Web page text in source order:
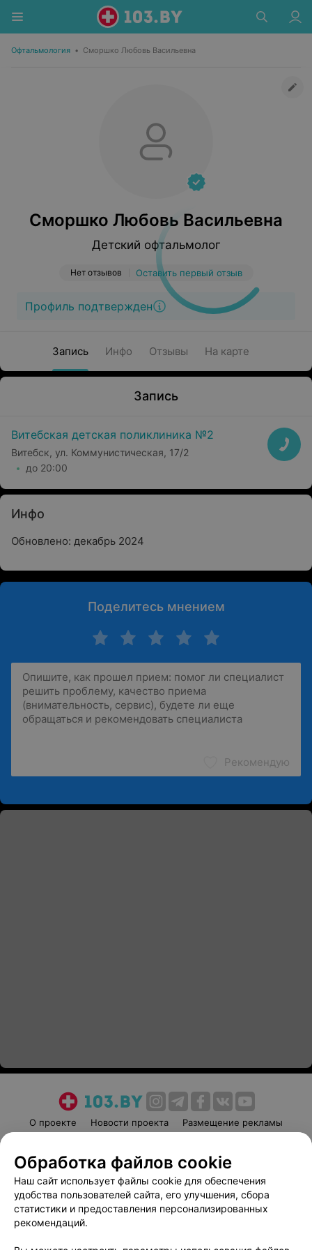
Офтальмология • Сморшко Любовь Васильевна
Сморшко Любовь Васильевна
Детский офтальмолог
Нет отзывов Оставить первый отзыв
Профиль подтвержден
Запись Инфо Отзывы На карте
Запись
Витебская детская поликлиника №2
Витебск, ул. Коммунистическая, 17/2
до 20:00
Инфо
Обновлено: декабрь 2024
Поделитесь мнением
Рекомендую
О проекте Новости проекта
Размещение рекламы
Пользовательское соглашение
Способы оплаты
Вакансии
Партнеры
Написать руководителю 103.by
Обработка файлов cookie
Наш сайт использует файлы cookie для обеспечения
удобства пользователей сайта, его улучшения, сбора
статистики и предоставления персонализированных
рекомендаций.